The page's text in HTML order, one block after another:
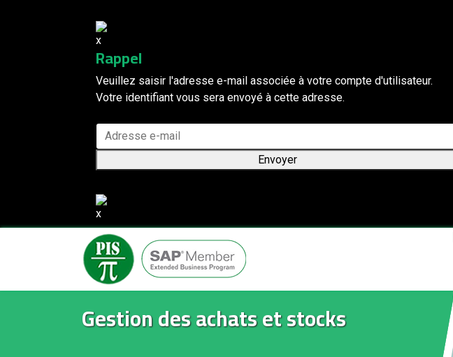
Rappel
Veuillez saisir l'adresse e-mail associée à votre compte d'utilisateur.
Votre identifiant vous sera envoyé à cette adresse.
Envoyer
Gestion des achats et stocks